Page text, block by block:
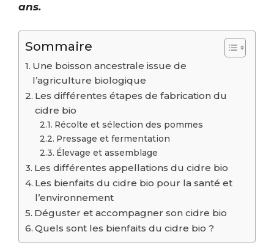
ans.
Sommaire
Une boisson ancestrale issue de
l’agriculture biologique
Les différentes étapes de fabrication du
cidre bio
Récolte et sélection des pommes
Pressage et fermentation
Élevage et assemblage
Les différentes appellations du cidre bio
Les bienfaits du cidre bio pour la santé et
l’environnement
Déguster et accompagner son cidre bio
Quels sont les bienfaits du cidre bio ?